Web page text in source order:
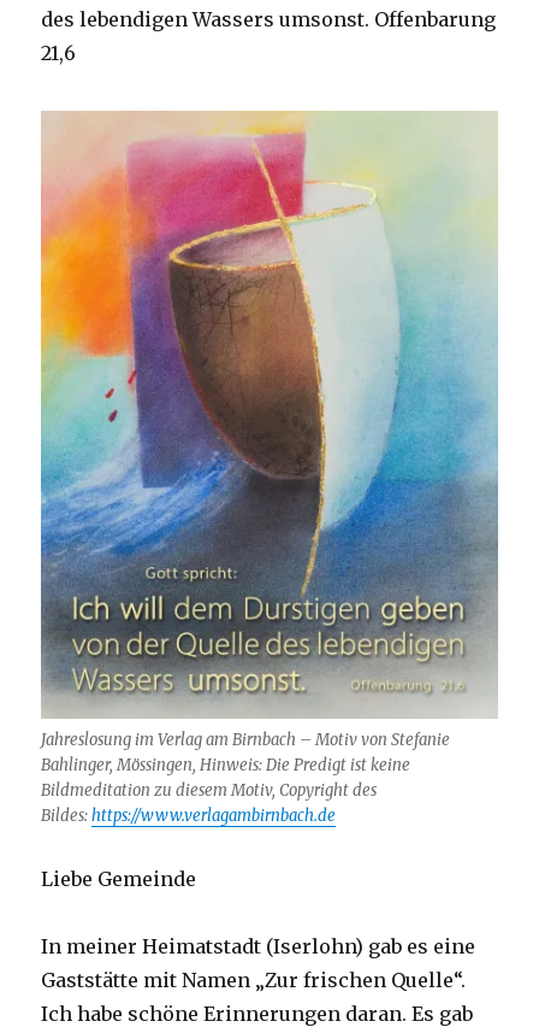
des lebendigen Wassers umsonst. Offenbarung
21,6
Jahreslosung im Verlag am Birnbach – Motiv von Stefanie
Bahlinger, Mössingen, Hinweis: Die Predigt ist keine
Bildmeditation zu diesem Motiv, Copyright des
Bildes:https://www.verlagambirnbach.de
Liebe Gemeinde
In meiner Heimatstadt (Iserlohn) gab es eine
Gaststätte mit Namen „Zur frischen Quelle“.
Ich habe schöne Erinnerungen daran. Es gab